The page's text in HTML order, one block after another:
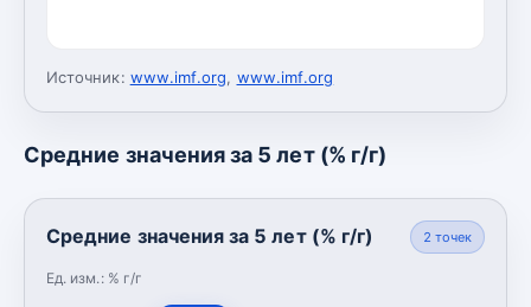
Источник: www.imf.org, www.imf.org
Средние значения за 5 лет (% г/г)
Средние значения за 5 лет (% г/г)
Ед. изм.: % г/г
2 точек